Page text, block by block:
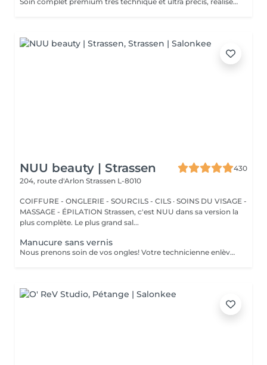
NUU beauty | Strassen
430
204, route d'Arlon Strassen L-8010
COIFFURE - ONGLERIE - SOURCILS - CILS · SOINS DU VISAGE -
MASSAGE - ÉPILATION Strassen, c'est NUU dans sa version la
plus complète. Le plus grand sal...
Manucure sans vernis
Nous prenons soin de vos ongles! Votre technicienne enlèvera délicatement les cellules mortes, façonnera et limera vos ongles, et polira la surface extérieure pour un fini lisse et naturel. Nos experts proposent des manucures à bords, hardware ou combinées, selon vos préférences. Comment se fait une manucure sans vernis? - la peau rugueuse est délicatement enlevée - la forme de la plaque de l'ongle est corrigée avec douceur - les cuticules et bords latéraux sont soigneusement traités - de l'huile nourrissante pour les cuticules et de la crème pour les mains sont appliquées pour nourrir et hydrater Limitations d'âge: recommandé à partir de 14 ans. Recommandations post-procédure: aucun soin particulier n'est nécessaire après cette procédure. Fréquence: une fois toutes les 3 semaines.